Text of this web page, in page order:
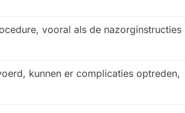
vooral als de nazorginstructies
kunnen er complicaties optreden,